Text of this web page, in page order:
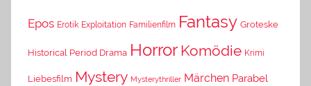
Epos Erotik Exploitation Familienfilm Fantasy Groteske
Historical Period Drama Horror Komödie Krimi
Liebesfilm Mystery Mysterythriller Märchen Parabel